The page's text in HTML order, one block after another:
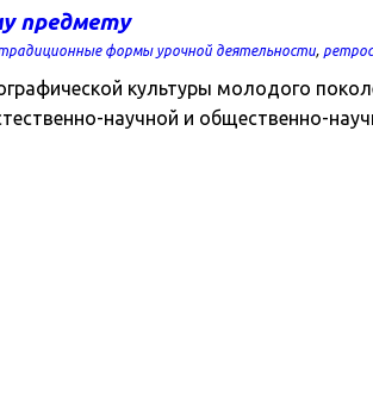
предмету
формы урочной деятельности,
культуры молодого
научной и общественно-